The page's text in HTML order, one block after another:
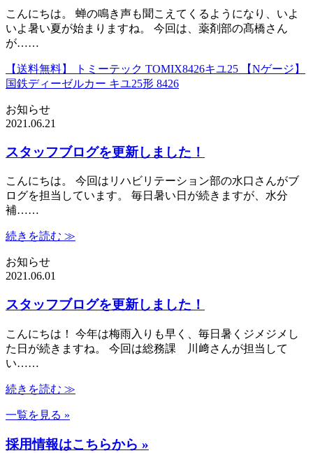
こんにちは。 蝉の鳴き声も聞こえてくるようになり、いよ
いよ暑い夏が始まりますね。 今回は、薬剤部の髙橋さん
が……
【送料無料】 トミーテック TOMIX8426キユ25 【Nゲージ】
国鉄ディーゼルカー キユ25形 8426
お知らせ
2021.06.21
スタッフブログを更新しました！
こんにちは。 今回はリハビリテーション部の水口さんがブ
ログを担当しています。 毎日暑い日が続きますが、水分
補……
続きを読む ≫
お知らせ
2021.06.01
スタッフブログを更新しました！
こんにちは！ 今年は梅雨入りも早く、毎日暑くジメジメし
た日が続きますね。 今回は総務課 川﨑さんが担当して
い……
続きを読む ≫
一覧を見る »
採用情報はこちらから »